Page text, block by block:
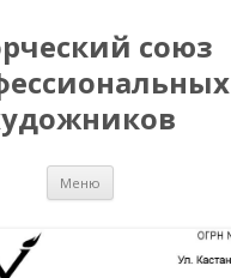
союз
Меню